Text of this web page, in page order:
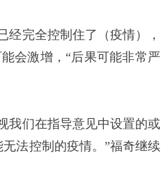
完全控制住了（疫情），
会激增，“后果可能非常严
我们在指导意见中设置的或
法控制的疫情。”福奇继续